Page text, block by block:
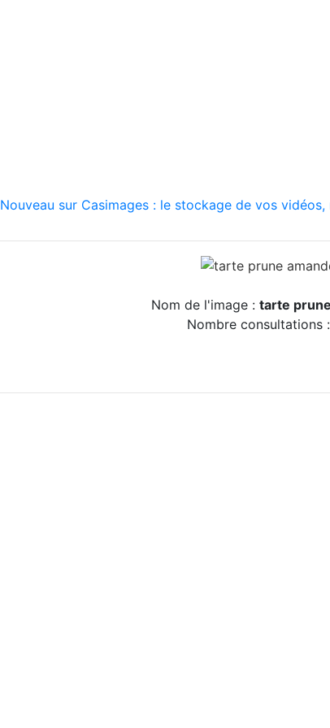
Nouveau sur Casimages : le stockage de vos
Nom de l'image : tarte
Nombre consultations :